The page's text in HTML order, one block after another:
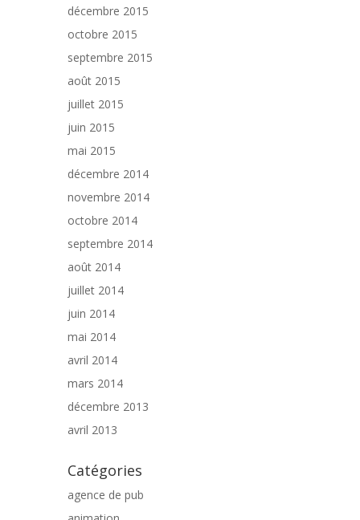
décembre 2015
octobre 2015
septembre 2015
août 2015
juillet 2015
juin 2015
mai 2015
décembre 2014
novembre 2014
octobre 2014
septembre 2014
août 2014
juillet 2014
juin 2014
mai 2014
avril 2014
mars 2014
décembre 2013
avril 2013
Catégories
agence de pub